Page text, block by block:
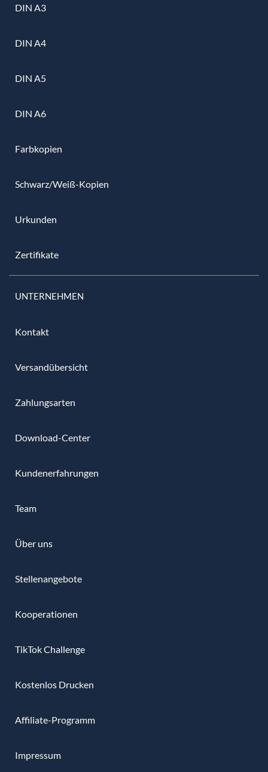
DIN A3
DIN A4
DIN A5
DIN A6
Farbkopien
Schwarz/Weiß-Kopien
Urkunden
Zertifikate
UNTERNEHMEN
Kontakt
Versandübersicht
Zahlungsarten
Download-Center
Kundenerfahrungen
Team
Über uns
Stellenangebote
Kooperationen
TikTok Challenge
Kostenlos Drucken
Affiliate-Programm
Impressum